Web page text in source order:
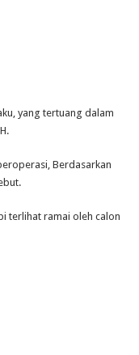
yang tertuang dalam
Berdasarkan
terlihat ramai oleh calon